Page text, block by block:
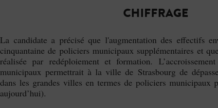
CHIFFRAGE
La candidate a précisé que l'augmentation des effectifs
cinquantaine de policiers municipaux supplémentaires et
réalisée par redéploiement et formation.
municipaux permettrait à la ville de Strasbourg de
dans les grandes villes en termes de policiers municipaux
aujourd’hui).